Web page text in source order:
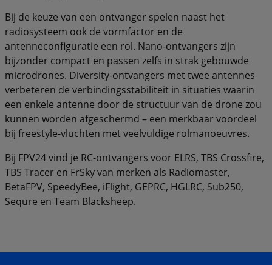
Bij de keuze van een ontvanger spelen naast het
radiosysteem ook de vormfactor en de
antenneconfiguratie een rol. Nano-ontvangers zijn
bijzonder compact en passen zelfs in strak gebouwde
microdrones. Diversity-ontvangers met twee antennes
verbeteren de verbindingsstabiliteit in situaties waarin
een enkele antenne door de structuur van de drone zou
kunnen worden afgeschermd – een merkbaar voordeel
bij freestyle-vluchten met veelvuldige rolmanoeuvres.
Bij FPV24 vind je RC-ontvangers voor ELRS, TBS Crossfire,
TBS Tracer en FrSky van merken als Radiomaster,
BetaFPV, SpeedyBee, iFlight, GEPRC, HGLRC, Sub250,
Sequre en Team Blacksheep.